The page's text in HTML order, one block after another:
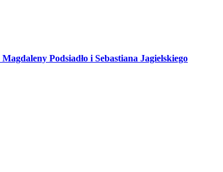
Podsiadło i Sebastiana Jagielskiego